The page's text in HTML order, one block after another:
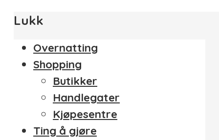
Lukk
Overnatting
Shopping
Butikker
Handlegater
Kjøpesentre
Ting å gjøre